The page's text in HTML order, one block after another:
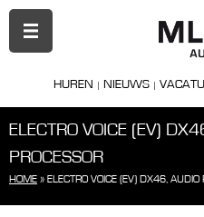
HUREN NIEUWS
PRIMAIR
MENU
ELECTRO VOICE (EV)
PROCESSOR
HOME » ELECTRO VOICE (EV) DX46, AUDIO